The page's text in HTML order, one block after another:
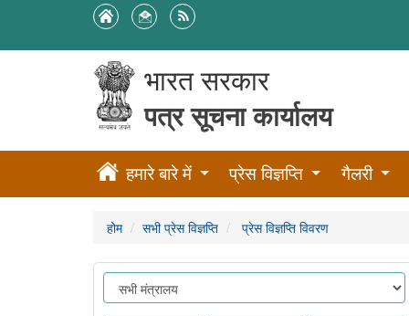
भारत सरकार
पत्र सूचना कार्यालय
हमारे बारे में प्रेस विज्ञप्ति गैलरी
होम सभी प्रेस विज्ञप्ति प्रेस विज्ञप्ति विवरण